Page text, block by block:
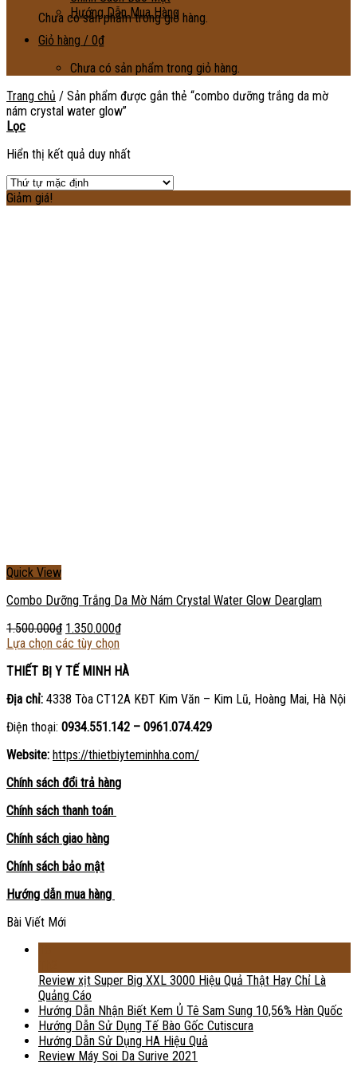
Chưa có sản phẩm trong giỏ hàng.
Hướng Dẫn Mua Hàng
Giỏ hàng / 0₫
Chưa có sản phẩm trong giỏ hàng.
Trang chủ / Sản phẩm được gắn thẻ “combo dưỡng trắng da mờ
nám crystal water glow”
Lọc
Hiển thị kết quả duy nhất
Giảm giá!
Quick View
Combo Dưỡng Trắng Da Mờ Nám Crystal Water Glow Dearglam
1.500.000₫ 1.350.000₫
Lựa chọn các tùy chọn
THIẾT BỊ Y TẾ MINH HÀ
Địa chỉ: 4338 Tòa CT12A KĐT Kim Văn – Kim Lũ, Hoàng Mai, Hà Nội
Điện thoại: 0934.551.142 – 0961.074.429
Website: https://thietbiyteminhha.com/
Chính sách đổi trả hàng
Chính sách thanh toán
Chính sách giao hàng
Chính sách bảo mật
Hướng dẫn mua hàng
Bài Viết Mới
Review xịt Super Big XXL 3000 Hiệu Quả Thật Hay Chỉ Là
Quảng Cáo
Hướng Dẫn Nhận Biết Kem Ủ Tê Sam Sung 10,56% Hàn Quốc
Hướng Dẫn Sử Dụng Tế Bào Gốc Cutiscura
Hướng Dẫn Sử Dụng HA Hiệu Quả
Review Máy Soi Da Surive 2021